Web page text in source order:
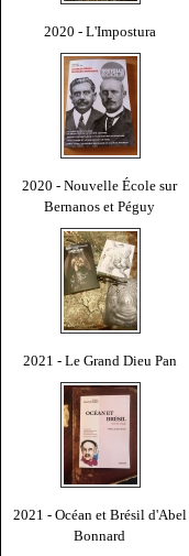
2020 - L'Impostura
2020 - Nouvelle École sur
Bernanos et Péguy
2021 - Le Grand Dieu Pan
2021 - Océan et Brésil d'Abel
Bonnard